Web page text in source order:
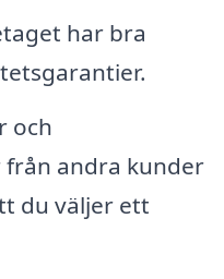
har bra
och
andra kunder
du väljer ett